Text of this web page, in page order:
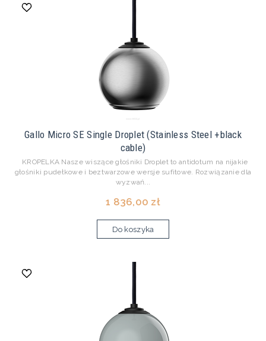
Gallo Micro SE Single Droplet (Stainless Steel +black
cable)
KROPELKA Nasze wiszące głośniki Droplet to antidotum na nijakie
głośniki pudełkowe i beztwarzowe wersje sufitowe. Rozwiązanie dla
wyzwań...
1 836,00 zł
Do koszyka